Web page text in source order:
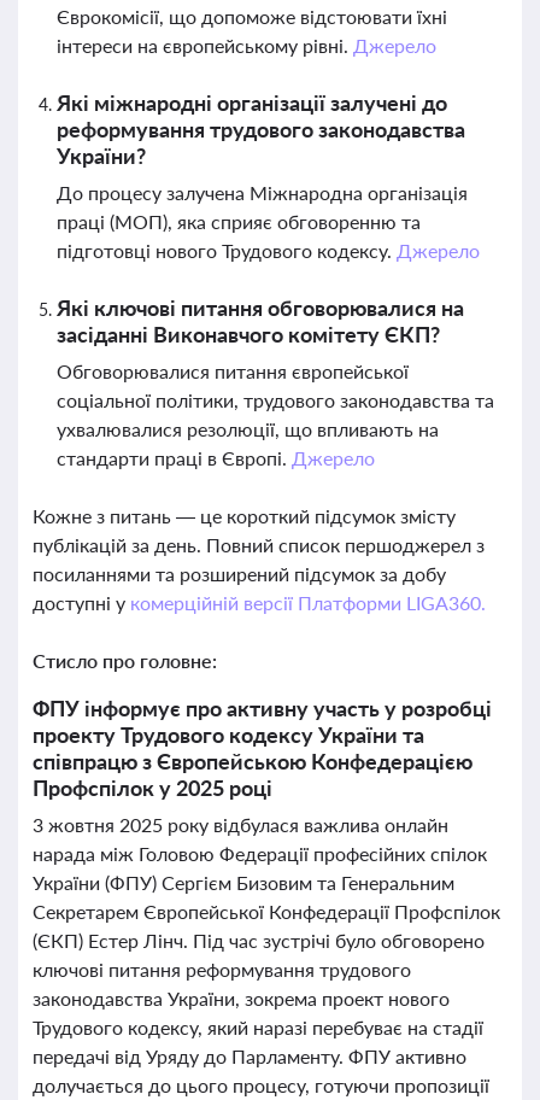
Єврокомісії, що допоможе відстоювати їхні
інтереси на європейському рівні. Джерело
Які міжнародні організації залучені до
реформування трудового законодавства
України?
До процесу залучена Міжнародна організація
праці (МОП), яка сприяє обговоренню та
підготовці нового Трудового кодексу. Джерело
Які ключові питання обговорювалися на
засіданні Виконавчого комітету ЄКП?
Обговорювалися питання європейської
соціальної політики, трудового законодавства та
ухвалювалися резолюції, що впливають на
стандарти праці в Європі. Джерело
Кожне з питань — це короткий підсумок змісту
публікацій за день. Повний список першоджерел з
посиланнями та розширений підсумок за добу
доступні у комерційній версії Платформи LIGA360.
Стисло про головне:
ФПУ інформує про активну участь у розробці
проекту Трудового кодексу України та
співпрацю з Європейською Конфедерацією
Профспілок у 2025 році
3 жовтня 2025 року відбулася важлива онлайн
нарада між Головою Федерації професійних спілок
України (ФПУ) Сергієм Бизовим та Генеральним
Секретарем Європейської Конфедерації Профспілок
(ЄКП) Естер Лінч. Під час зустрічі було обговорено
ключові питання реформування трудового
законодавства України, зокрема проект нового
Трудового кодексу, який наразі перебуває на стадії
передачі від Уряду до Парламенту. ФПУ активно
долучається до цього процесу, готуючи пропозиції